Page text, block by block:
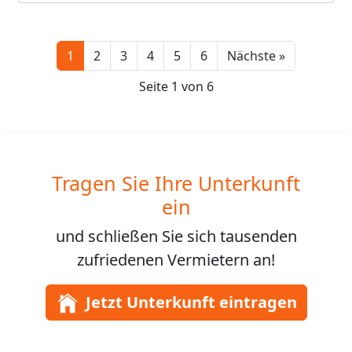
1 2 3 4 5 6 Nächste »Next
Seite 1 von 6
Tragen Sie Ihre Unterkunft
ein
und schließen Sie sich tausenden
zufriedenen Vermietern an!
Jetzt Unterkunft eintragen